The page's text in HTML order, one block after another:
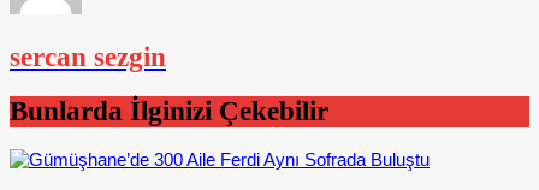
sercan sezgin
Bunlarda İlginizi Çekebilir